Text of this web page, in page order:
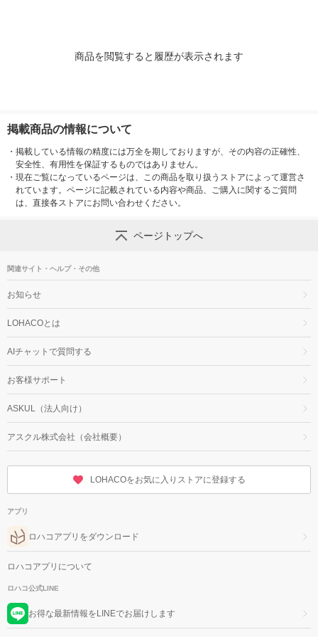
商品を閲覧すると履歴が表示されます
掲載商品の情報について
・ 掲載している情報の精度には万全を期しておりますが、その内容の正確性、
安全性、有用性を保証するものではありません。
・ 現在ご覧になっているページは、この商品を取り扱うストアによって運営さ
れています。ページに記載されている内容や商品、ご購入に関するご質問
は、直接各ストアにお問い合わせください。
ページトップへ
関連サイト・ヘルプ・その他
お知らせ
LOHACOとは
AIチャットで質問する
お客様サポート
ASKUL（法人向け）
アスクル株式会社（会社概要）
LOHACOをお気に入りストアに登録する
アプリ
ロハコアプリをダウンロード
ロハコアプリについて
ロハコ公式LINE
お得な最新情報をLINEでお届けします